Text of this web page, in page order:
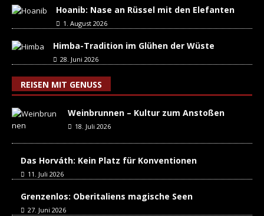
Hoanib: Nase an Rüssel mit den Elefanten
1. August 2026
Himba-Tradition im Glühen der Wüste
28. Juni 2026
REISEN MIT GENUSS
Weinbrunnen – Kultur zum Anstoßen
18. Juli 2026
Das Horváth: Kein Platz für Konventionen
11. Juli 2026
Grenzenlos: Oberitaliens magische Seen
27. Juni 2026